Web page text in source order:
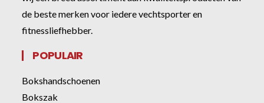
de beste merken voor iedere vechtsporter en
fitnessliefhebber.
POPULAIR
Bokshandschoenen
Bokszak